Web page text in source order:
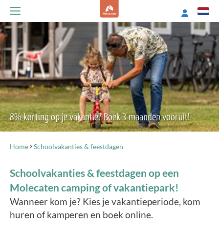
8% korting op je vakantie? Boek 3 maanden vooruit!
Home Schoolvakanties & feestdagen
Schoolvakanties & feestdagen op een
Molecaten camping of vakantiepark!
Wanneer kom je? Kies je vakantieperiode, kom
huren of kamperen en boek online.